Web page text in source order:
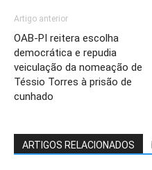
Artigo anterior
OAB-PI reitera escolha
democrática e repudia
veiculação da nomeação de
Téssio Torres à prisão de
cunhado
ARTIGOS RELACIONADOS